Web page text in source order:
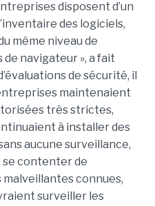
disposent d’un
des logiciels,
même niveau de
navigateur », a fait
de sécurité, il
maintenaient
très strictes,
à installer des
aucune surveillance,
se contenter de
connues,
surveiller les